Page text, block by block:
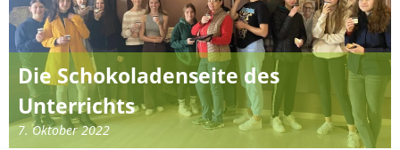
Die Schokoladenseite des
Unterrichts
7. Oktober 2022